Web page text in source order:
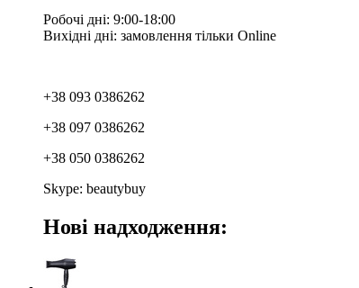
Робочі дні: 9:00-18:00
Вихідні дні: замовлення тільки Online
+38 093 0386262
+38 097 0386262
+38 050 0386262
Skype: beautybuy
Нові надходження: